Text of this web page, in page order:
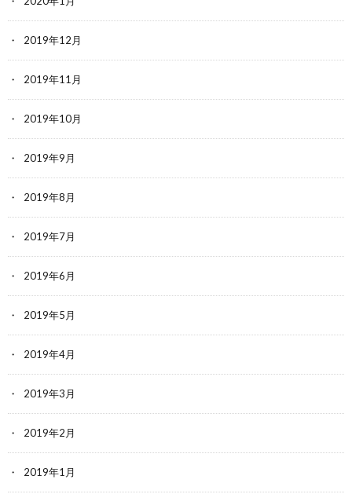
2019年12月
2019年11月
2019年10月
2019年9月
2019年8月
2019年7月
2019年6月
2019年5月
2019年4月
2019年3月
2019年2月
2019年1月